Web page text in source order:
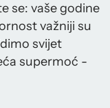
se: vaše godine
važniji su
svijet
supermoć -